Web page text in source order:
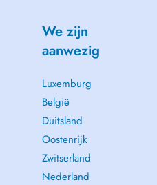
We zijn
aanwezig
Luxemburg
België
Duitsland
Oostenrijk
Zwitserland
Nederland